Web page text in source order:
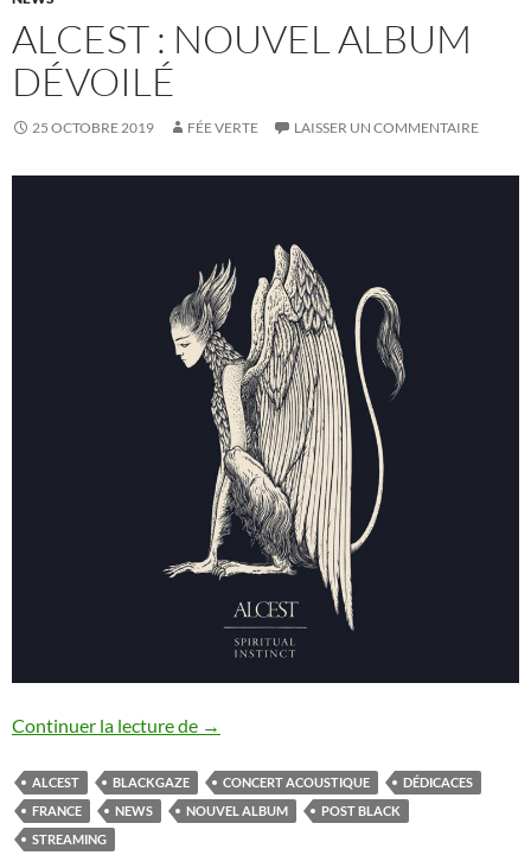
ALCEST : NOUVEL ALBUM
DÉVOILÉ
25 OCTOBRE 2019 FÉE VERTE LAISSER UN COMMENTAIRE
Continuer la lecture de Alcest : nouvel album dévoilé
→
ALCEST BLACKGAZE CONCERT ACOUSTIQUE
DÉDICACES
FRANCE
NEWS NOUVEL ALBUM
POST BLACK
STREAMING